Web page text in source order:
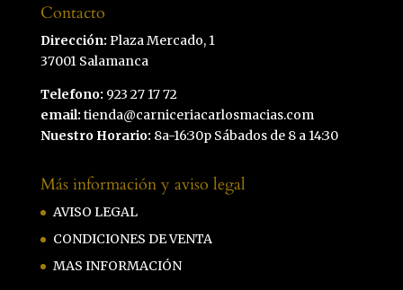
Contacto
Dirección: Plaza Mercado, 1
37001 Salamanca
Telefono: 923 27 17 72
email: tienda@carniceriacarlosmacias.com
Nuestro Horario: 8a-16:30p Sábados de 8 a 14:30
Más información y aviso legal
AVISO LEGAL
CONDICIONES DE VENTA
MAS INFORMACIÓN